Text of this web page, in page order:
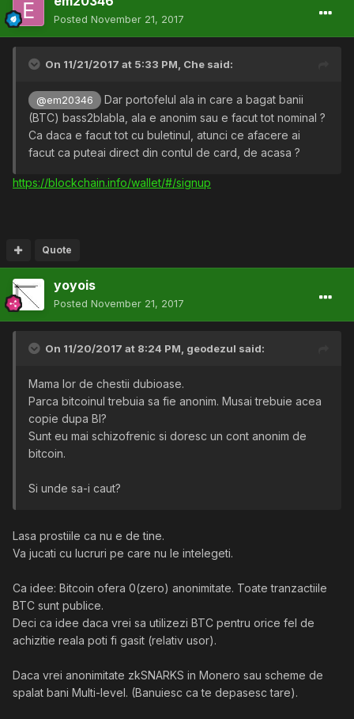
Posted November 21, 2017
On 11/21/2017 at 5:33 PM, Che said:
@em20346
Dar portofelul ala in care a bagat banii
(BTC) bass2blabla, ala e anonim sau e facut tot nominal ?
Ca daca e facut tot cu buletinul, atunci ce afacere ai
facut ca puteai direct din contul de card, de acasa ?
https://blockchain.info/wallet/#/signup
Quote
yoyois
Posted November 21, 2017
On 11/20/2017 at 8:24 PM, geodezul said:
Mama lor de chestii dubioase.
Parca bitcoinul trebuia sa fie anonim. Musai trebuie acea
copie dupa BI?
Sunt eu mai schizofrenic si doresc un cont anonim de
bitcoin.
Si unde sa-i caut?
Lasa prostiile ca nu e de tine.
Va jucati cu lucruri pe care nu le intelegeti.
Ca idee: Bitcoin ofera 0(zero) anonimitate. Toate tranzactiile
BTC sunt publice.
Deci ca idee daca vrei sa utilizezi BTC pentru orice fel de
achizitie reala poti fi gasit (relativ usor).
Daca vrei anonimitate zkSNARKS in Monero sau scheme de
spalat bani Multi-level. (Banuiesc ca te depasesc tare).